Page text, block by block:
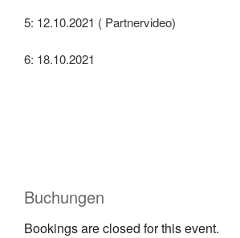
5: 12.10.2021 ( Partnervideo)
6: 18.10.2021
Buchungen
Bookings are closed for this event.